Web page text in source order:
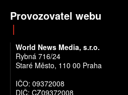
Provozovatel webu
World News Media, s.r.o.
Rybná 716/24
Staré Město, 110 00 Praha
IČO: 09372008
DIČ: CZ09372008